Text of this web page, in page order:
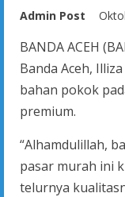
Admin Post
BANDA ACEH
Banda Aceh,
bahan pokok
premium.
“Alhamdulillah,
pasar murah ini
telurnya